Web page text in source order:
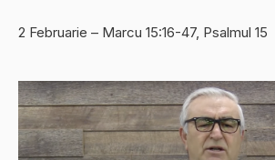
2 Februarie – Marcu 15:16-47, Psalmul 15